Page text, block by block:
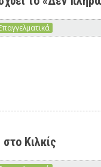
Κιλκίς